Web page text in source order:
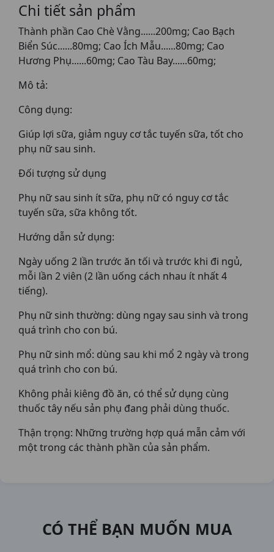
Chi tiết sản phẩm
Thành phần Cao Chè Vằng......200mg; Cao Bạch
Biển Súc......80mg; Cao Ích Mẫu......80mg; Cao
Hương Phụ......60mg; Cao Tàu Bay......60mg;
Mô tả:
Công dụng:
Giúp lợi sữa, giảm nguy cơ tắc tuyến sữa, tốt cho
phụ nữ sau sinh.
Đối tượng sử dụng
Phụ nữ sau sinh ít sữa, phụ nữ có nguy cơ tắc
tuyến sữa, sữa không tốt.
Hướng dẫn sử dụng:
Ngày uống 2 lần trước ăn tối và trước khi đi ngủ,
mỗi lần 2 viên (2 lần uống cách nhau ít nhất 4
tiếng).
Phụ nữ sinh thường: dùng ngay sau sinh và trong
quá trình cho con bú.
Phụ nữ sinh mổ: dùng sau khi mổ 2 ngày và trong
quá trình cho con bú.
Không phải kiêng đồ ăn, có thể sử dụng cùng
thuốc tây nếu sản phụ đang phải dùng thuốc.
Thận trọng: Những trường hợp quá mẫn cảm với
một trong các thành phần của sản phẩm.
CÓ THỂ BẠN MUỐN MUA